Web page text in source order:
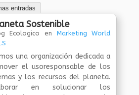
entradas
Sostenible
Ecologico en Marketing World
una organización dedicada a
el usoresponsable de los
y los recursos del planeta.
en solucionar los